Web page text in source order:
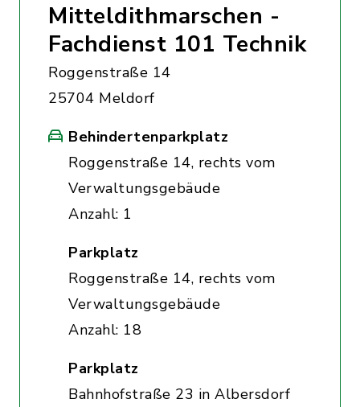
Mitteldithmarschen -
Fachdienst 101 Technik
Roggenstraße 14
25704 Meldorf
Behindertenparkplatz
Roggenstraße 14, rechts vom
Verwaltungsgebäude
Anzahl: 1
Parkplatz
Roggenstraße 14, rechts vom
Verwaltungsgebäude
Anzahl: 18
Parkplatz
Bahnhofstraße 23 in Albersdorf